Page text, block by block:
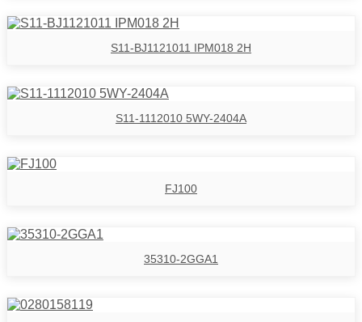
S11-BJ1121011 IPM018 2H
S11-1112010 5WY-2404A
FJ100
35310-2GGA1